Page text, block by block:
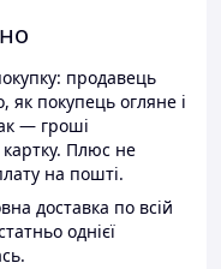
продавець
як покупець огляне і
— гроші
Плюс не
на пошті.
доставка по всій
однієї